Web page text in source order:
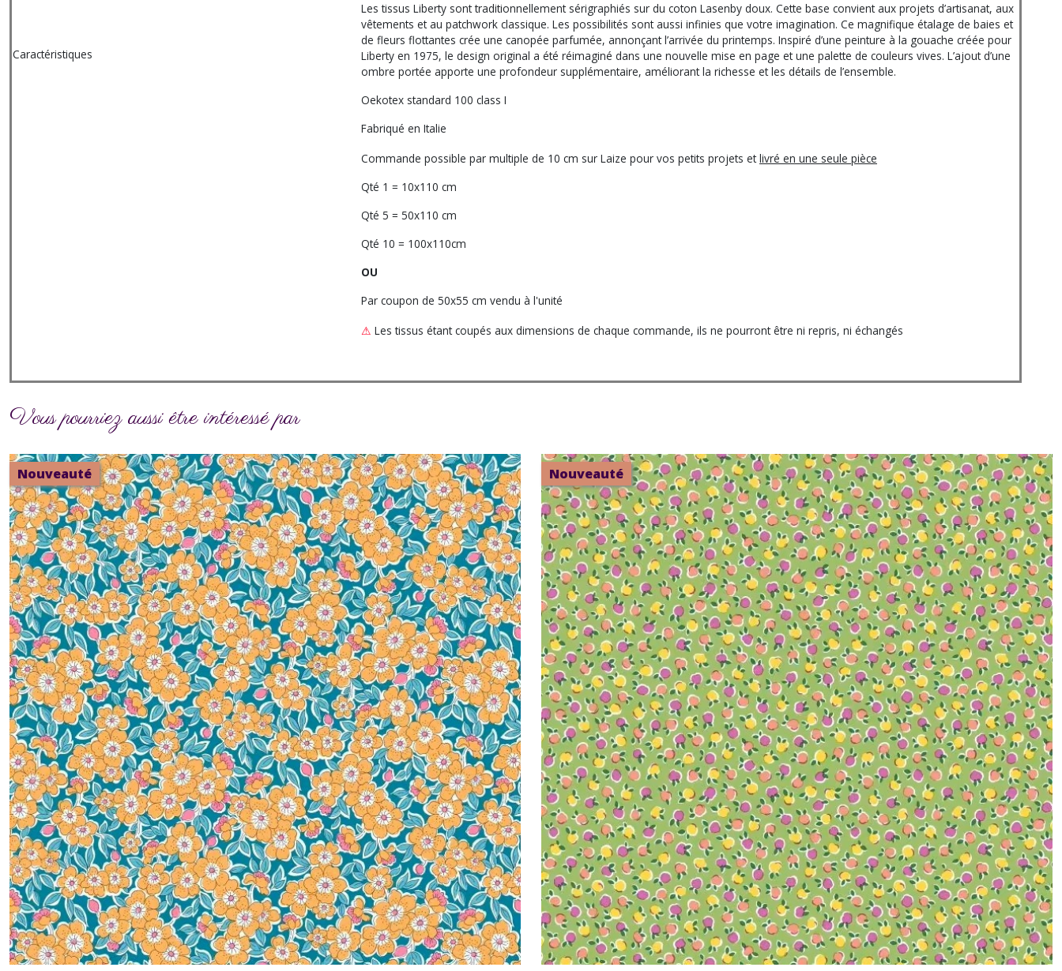
Caractéristiques
Les tissus Liberty sont traditionnellement sérigraphiés sur du coton Lasenby doux. Cette base convient aux projets d’artisanat, aux
vêtements et au patchwork classique. Les possibilités sont aussi infinies que votre imagination. Ce magnifique étalage de baies et
de fleurs flottantes crée une canopée parfumée, annonçant l’arrivée du printemps. Inspiré d’une peinture à la gouache créée pour
Liberty en 1975, le design original a été réimaginé dans une nouvelle mise en page et une palette de couleurs vives. L’ajout d’une
ombre portée apporte une profondeur supplémentaire, améliorant la richesse et les détails de l’ensemble.
Oekotex standard 100 class I
Fabriqué en Italie
Commande possible par multiple de 10 cm sur Laize pour vos petits projets etlivré en une seule pièce
Qté 1 = 10x110 cm
Qté 5 = 50x110 cm
Qté 10 = 100x110cm
OU
Par coupon de 50x55 cm vendu à l'unité
⚠ Les tissus étant coupés aux dimensions de chaque commande, ils ne pourront être ni repris, ni échangés
Vous pourriez aussi être intéressé par
Nouveauté Nouveauté